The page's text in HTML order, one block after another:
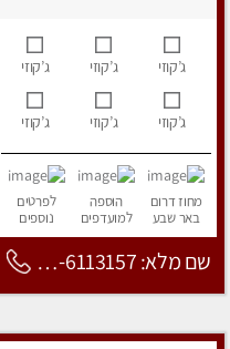
ג’קוזי ג’קוזי ג’קוזי
ג’קוזי ג’קוזי ג’קוזי
מחוז דרום
באר שבע
הוספה
למועדפים
לפרטים
נוספים
שם מלא: 053-6113157